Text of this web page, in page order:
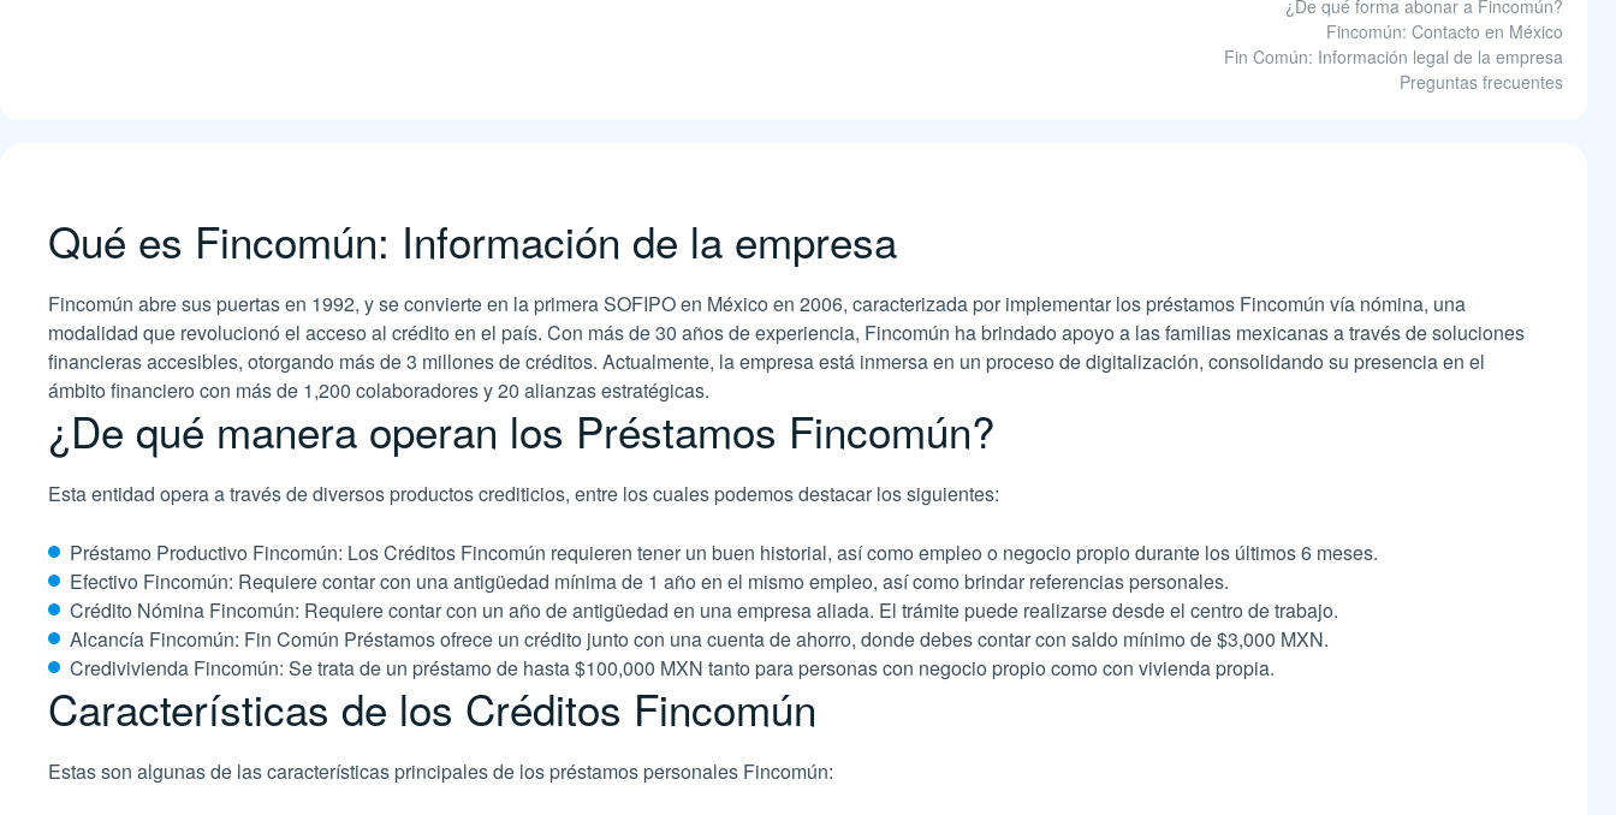
¿De qué forma abonar a Fincomún?
Fincomún: Contacto en México
Fin Común: Información legal de la empresa
Preguntas frecuentes
Qué es Fincomún: Información de la empresa
Fincomún abre sus puertas en 1992, y se convierte en la primera SOFIPO en México en 2006, caracterizada por implementar los préstamos Fincomún vía nómina, una
modalidad que revolucionó el acceso al crédito en el país. Con más de 30 años de experiencia, Fincomún ha brindado apoyo a las familias mexicanas a través de soluciones
financieras accesibles, otorgando más de 3 millones de créditos. Actualmente, la empresa está inmersa en un proceso de digitalización, consolidando su presencia en el
ámbito financiero con más de 1,200 colaboradores y 20 alianzas estratégicas.
¿De qué manera operan los Préstamos Fincomún?
Esta entidad opera a través de diversos productos crediticios, entre los cuales podemos destacar los siguientes:
Préstamo Productivo Fincomún: Los Créditos Fincomún requieren tener un buen historial, así como empleo o negocio propio durante los últimos 6 meses.
Efectivo Fincomún: Requiere contar con una antigüedad mínima de 1 año en el mismo empleo, así como brindar referencias personales.
Crédito Nómina Fincomún: Requiere contar con un año de antigüedad en una empresa aliada. El trámite puede realizarse desde el centro de trabajo.
Alcancía Fincomún: Fin Común Préstamos ofrece un crédito junto con una cuenta de ahorro, donde debes contar con saldo mínimo de $3,000 MXN.
Credivivienda Fincomún: Se trata de un préstamo de hasta $100,000 MXN tanto para personas con negocio propio como con vivienda propia.
Características de los Créditos Fincomún
Estas son algunas de las características principales de los préstamos personales Fincomún: